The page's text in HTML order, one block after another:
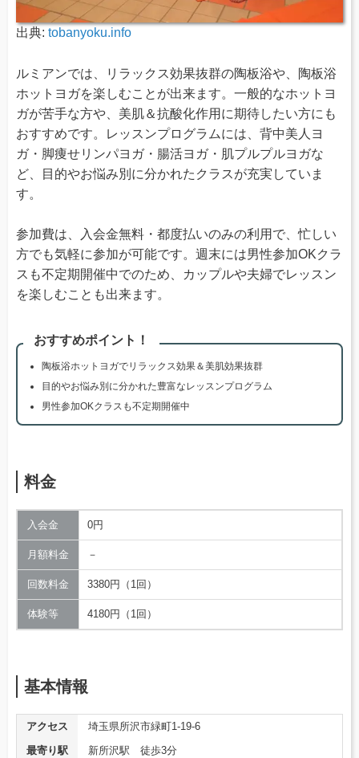
出典: tobanyoku.info
ルミアンでは、リラックス効果抜群の陶板浴や、陶板浴
ホットヨガを楽しむことが出来ます。一般的なホットヨ
ガが苦手な方や、美肌＆抗酸化作用に期待したい方にも
おすすめです。レッスンプログラムには、背中美人ヨ
ガ・脚痩せリンパヨガ・腸活ヨガ・肌プルプルヨガな
ど、目的やお悩み別に分かれたクラスが充実していま
す。
参加費は、入会金無料・都度払いのみの利用で、忙しい
方でも気軽に参加が可能です。週末には男性参加OKクラ
スも不定期開催中でのため、カップルや夫婦でレッスン
を楽しむことも出来ます。
おすすめポイント！
陶板浴ホットヨガでリラックス効果＆美肌効果抜群
目的やお悩み別に分かれた豊富なレッスンプログラム
男性参加OKクラスも不定期開催中
料金
入会金 0円
月額料金 －
回数料金 3380円（1回）
体験等 4180円（1回）
基本情報
アクセス
埼玉県所沢市緑町1-19-6
最寄り駅
新所沢駅 徒歩3分